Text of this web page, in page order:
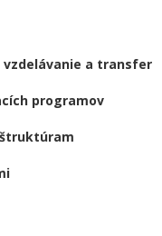
a transfer
programov